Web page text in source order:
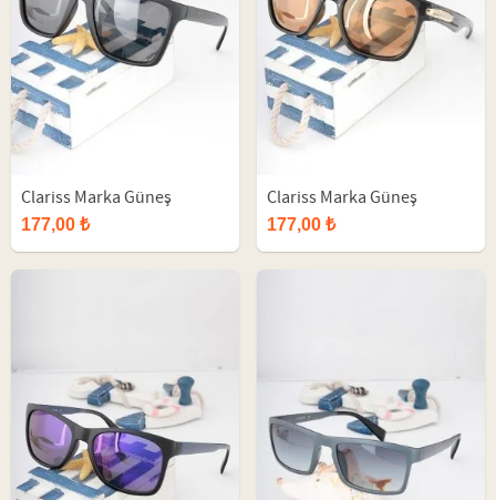
Clariss Marka Güneş
Gözlüğü
177,00 ₺
Clariss Marka Güneş
Gözlüğü
177,00 ₺